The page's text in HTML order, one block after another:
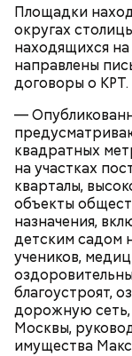
Площадки
округах
находящихся
направлены
договоры о КРТ.
—
квадратных
на участках
кварталы,
объекты
назначения,
детским садом
учеников,
благоустроят,
дорожную сеть,
Москвы,
имущества
— Маршрут
районов. Таким
смогут как
реализованным
Фото: Shutterstock
Небольшой
XIX века,
есть
под жилое